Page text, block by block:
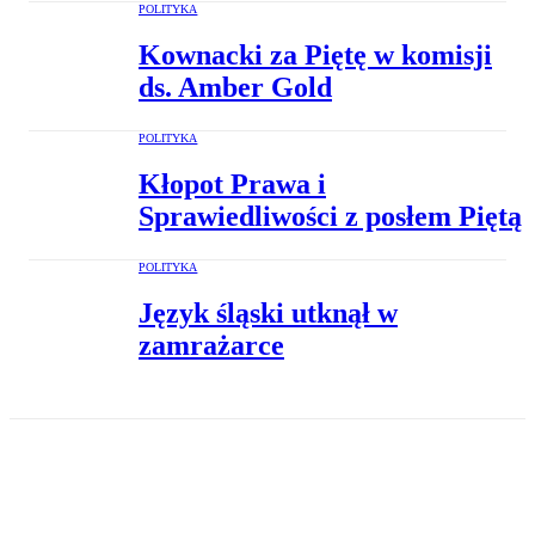
POLITYKA
Kownacki za Piętę w komisji
ds. Amber Gold
POLITYKA
Kłopot Prawa i
Sprawiedliwości z posłem Piętą
POLITYKA
Język śląski utknął w
zamrażarce